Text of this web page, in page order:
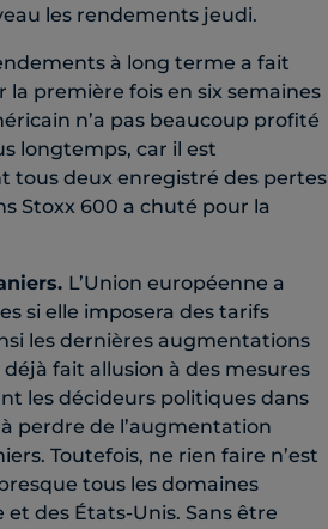
les rendements jeudi.
à long terme a fait
première fois en six semaines
n’a pas beaucoup profité
longtemps, car il est
tous deux enregistré des pertes
Stoxx 600 a chuté pour la
L’Union européenne a
si elle imposera des tarifs
les dernières augmentations
fait allusion à des mesures
les décideurs politiques dans
perdre de l’augmentation
Toutefois, ne rien faire n’est
tous les domaines
des États-Unis. Sans être